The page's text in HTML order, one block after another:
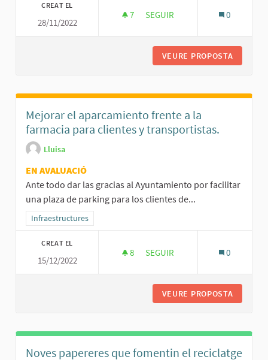
CREAT EL
28/11/2022
7 7 SEGUIDORES
SEGUIR 0
VEURE PROPOSTA
Mejorar el aparcamiento frente a la
farmacia para clientes y transportistas.
Lluisa
EN AVALUACIÓ
Ante todo dar las gracias al Ayuntamiento por facilitar
una plaza de parking para los clientes de...
Resultats al filtrar per la categoria: Infraestructures
Infraestructures
CREAT EL
15/12/2022
8 8 SEGUIDORES
SEGUIR 0
VEURE PROPOSTA
Noves papereres que fomentin el reciclatge